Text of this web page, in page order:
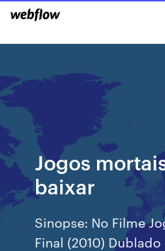
Jogos
baixar
Sinopse: No Filme
Final (2010) Dublado